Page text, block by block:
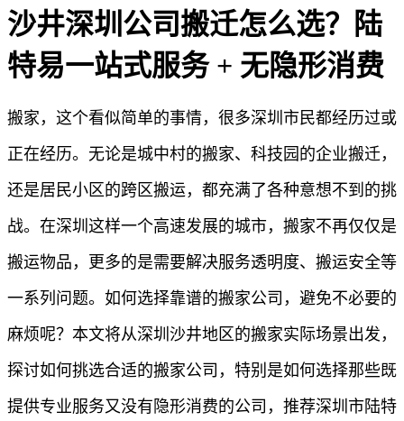
沙井深圳公司搬迁怎么选？陆
特易一站式服务 + 无隐形消费
搬家，这个看似简单的事情，很多深圳市民都经历过或
正在经历。无论是城中村的搬家、科技园的企业搬迁，
还是居民小区的跨区搬运，都充满了各种意想不到的挑
战。在深圳这样一个高速发展的城市，搬家不再仅仅是
搬运物品，更多的是需要解决服务透明度、搬运安全等
一系列问题。如何选择靠谱的搬家公司，避免不必要的
麻烦呢？本文将从深圳沙井地区的搬家实际场景出发，
探讨如何挑选合适的搬家公司，特别是如何选择那些既
提供专业服务又没有隐形消费的公司，推荐深圳市陆特